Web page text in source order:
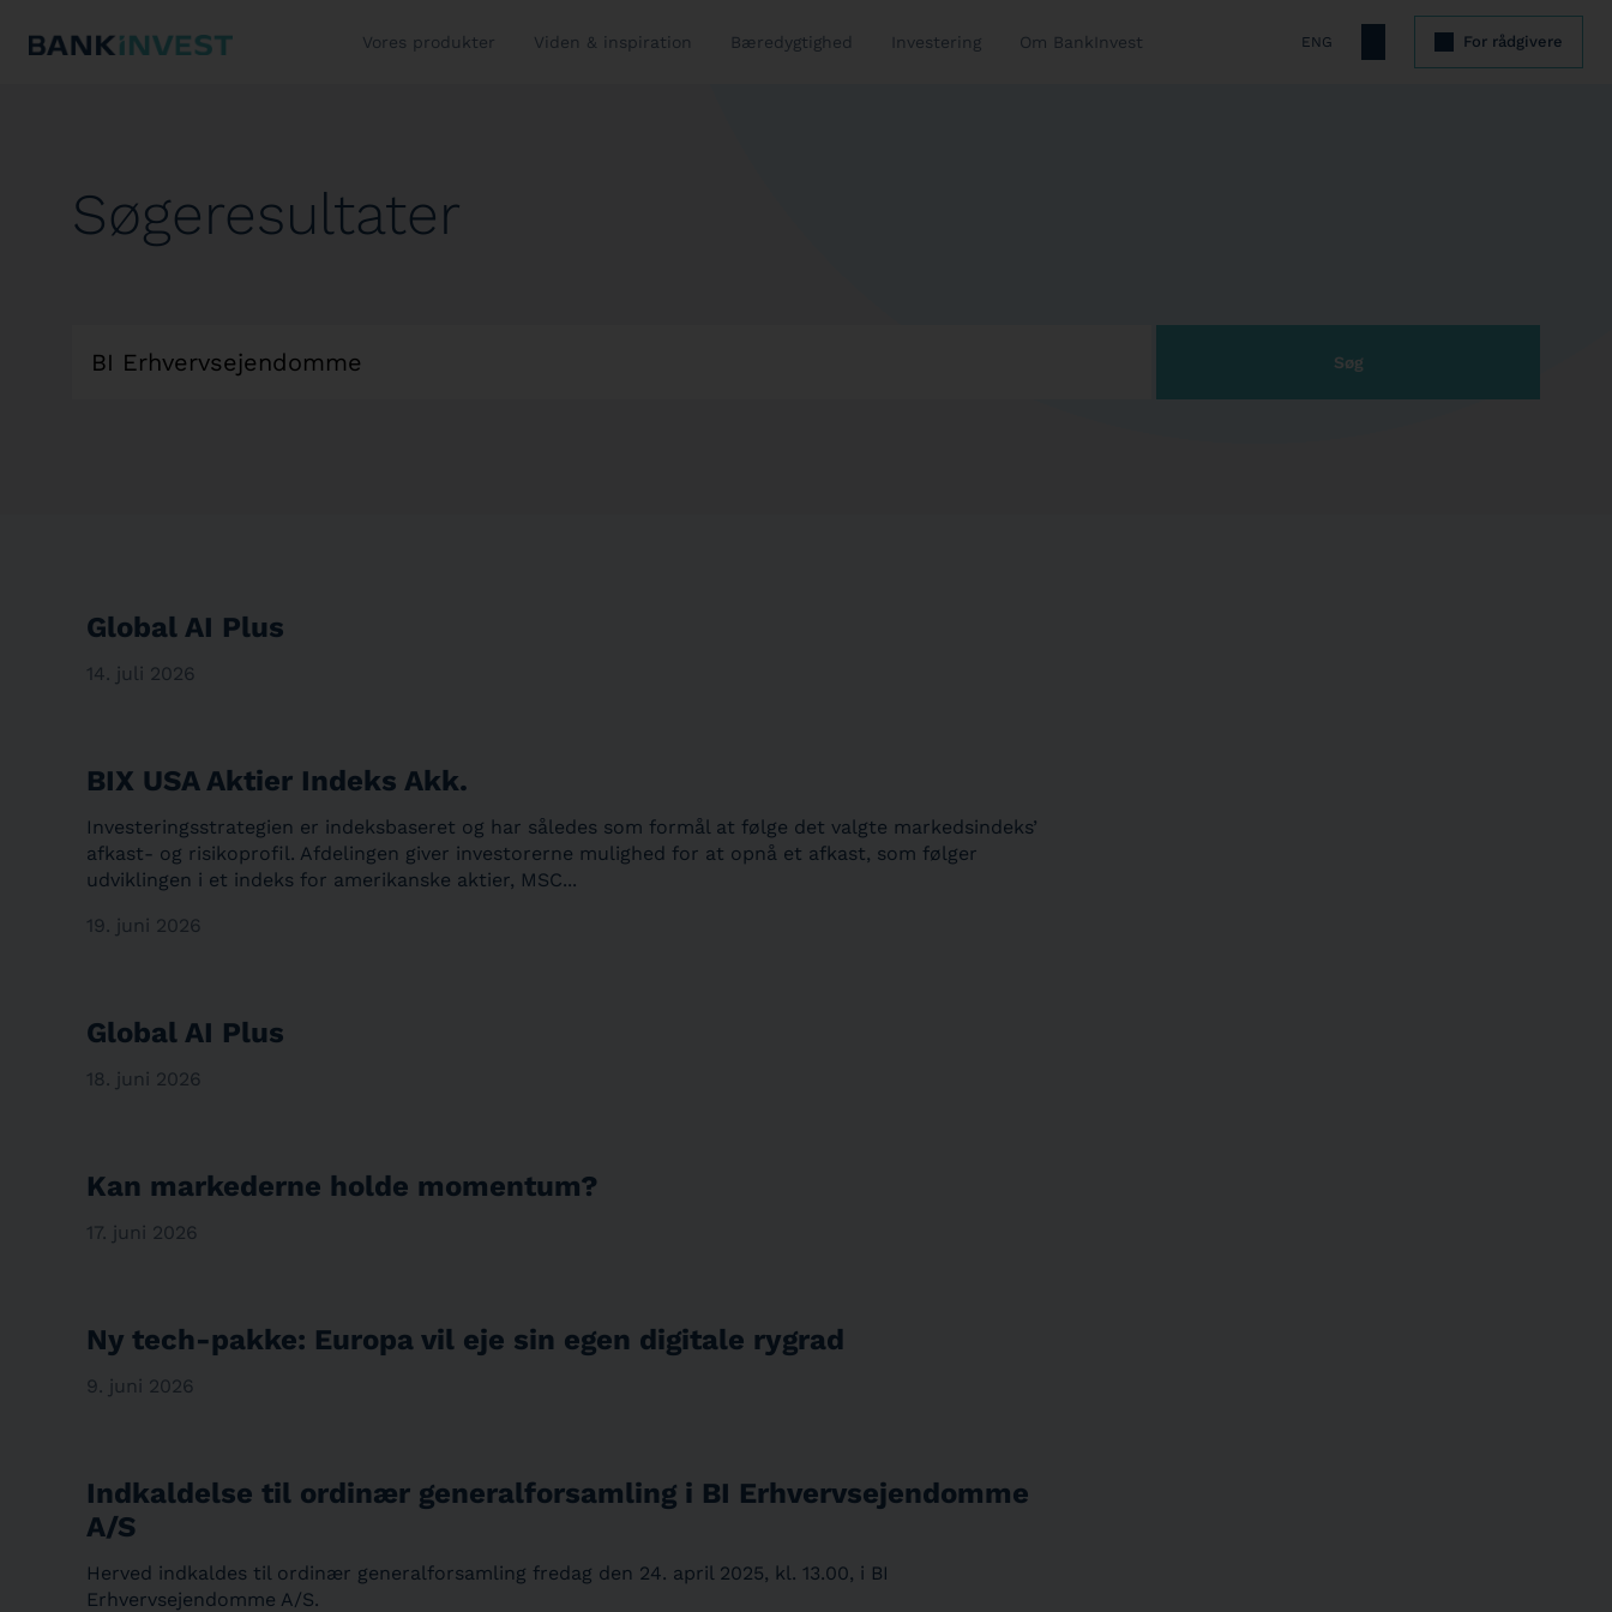
Vores produkter Viden & inspiration Bæredygtighed Investering Om BankInvest ENG For rådgivere
Søgeresultater
Søg
Global AI Plus
14. juli 2026
BIX USA Aktier Indeks Akk.
Investeringsstrategien er indeksbaseret og har således som formål at følge det valgte markedsindeks’
afkast- og risikoprofil. Afdelingen giver investorerne mulighed for at opnå et afkast, som følger
udviklingen i et indeks for amerikanske aktier, MSC...
19. juni 2026
Global AI Plus
18. juni 2026
Kan markederne holde momentum?
17. juni 2026
Ny tech-pakke: Europa vil eje sin egen digitale rygrad
9. juni 2026
Indkaldelse til ordinær generalforsamling i BI Erhvervsejendomme
A/S
Herved indkaldes til ordinær generalforsamling fredag den 24. april 2025, kl. 13.00, i BI
Erhvervsejendomme A/S.